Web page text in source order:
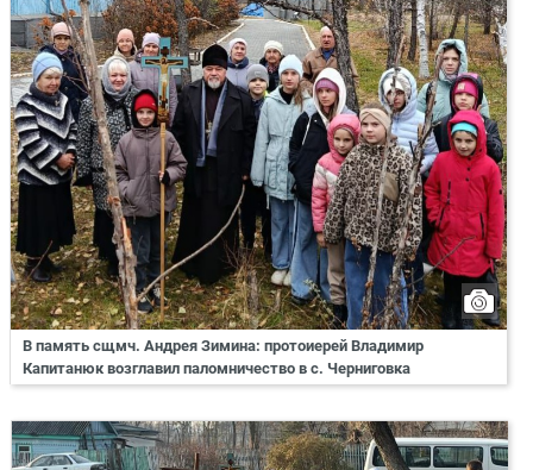
В память сщмч. Андрея Зимина: протоиерей Владимир
Капитанюк возглавил паломничество в с. Черниговка